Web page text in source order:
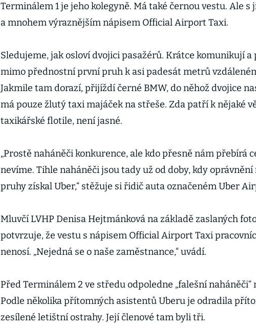
Terminálem 1 je jeho kolegyně. Má také černou vestu. Ale s
a mnohem výraznějším nápisem Official Airport Taxi.
Sledujeme, jak osloví dvojici pasažérů. Krátce komunikují a
mimo přednostní první pruh k asi padesát metrů
Jakmile tam dorazí, přijíždí černé BMW, do něhož dvojice
má pouze žlutý taxi majáček na střeše. Zda patří k nějaké
taxikářské flotile, není jasné.
„Prostě naháněči konkurence, ale kdo přesně nám přebírá
nevíme. Tihle naháněči jsou tady už od doby, kdy
pruhy získal Uber,“ stěžuje si řidič auta označeném Uber
Mluvčí LVHP Denisa Hejtmánková na základě zaslaných
potvrzuje, že vestu s nápisem Official Airport Taxi
nenosí. „Nejedná se o naše zaměstnance,“ uvádí.
Před Terminálem 2 ve středu odpoledne „falešní naháněči“
Podle několika přítomných asistentů Uberu je odradila
zesílené letištní ostrahy. Její členové tam byli tři.